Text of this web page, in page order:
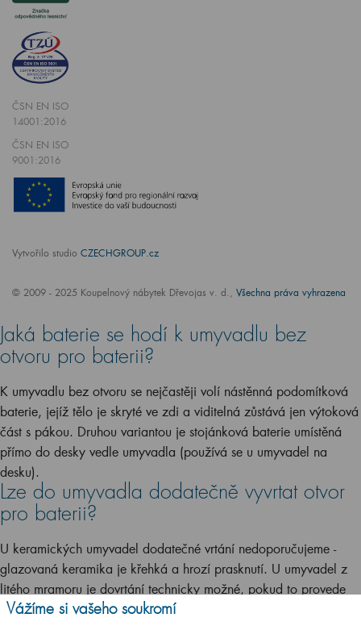
ČSN EN ISO
14001:2016
ČSN EN ISO
9001:2016
Vytvořilo studio CZECHGROUP.cz
© 2009 - 2025 Koupelnový nábytek Dřevojas v. d., Všechna práva vyhrazena
Vážíme si vašeho soukromí
Jaká baterie se hodí k umyvadlu bez
otvoru pro baterii?
K umyvadlu bez otvoru se nejčastěji volí nástěnná podomítková
baterie, jejíž tělo je skryté ve zdi a viditelná zůstává jen výtoková
část s pákou. Druhou variantou je stojánková baterie umístěná
přímo do desky vedle umyvadla (používá se u umyvadel na
desku).
Lze do umyvadla dodatečně vyvrtat otvor
pro baterii?
U keramických umyvadel dodatečné vrtání nedoporučujeme -
glazovaná keramika je křehká a hrozí prasknutí. U umyvadel z
litého mramoru je dovrtání technicky možné, pokud to provede
zkušený řemeslník.